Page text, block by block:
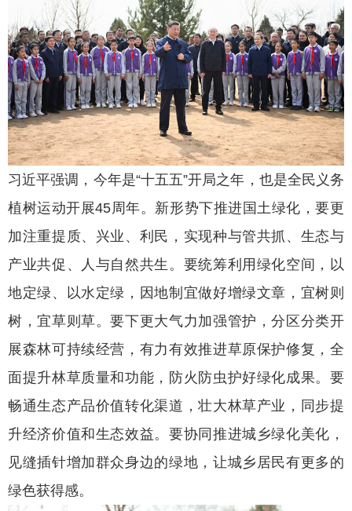
习近平强调，今年是“十五五”开局之年，也是全民义务
植树运动开展45周年。新形势下推进国土绿化，要更
加注重提质、兴业、利民，实现种与管共抓、生态与
产业共促、人与自然共生。要统筹利用绿化空间，以
地定绿、以水定绿，因地制宜做好增绿文章，宜树则
树，宜草则草。要下更大气力加强管护，分区分类开
展森林可持续经营，有力有效推进草原保护修复，全
面提升林草质量和功能，防火防虫护好绿化成果。要
畅通生态产品价值转化渠道，壮大林草产业，同步提
升经济价值和生态效益。要协同推进城乡绿化美化，
见缝插针增加群众身边的绿地，让城乡居民有更多的
绿色获得感。